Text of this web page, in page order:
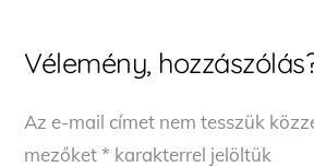
Vélemény,
Az e-mail címet nem tesszük
mezőket* karakterrel jelöltük